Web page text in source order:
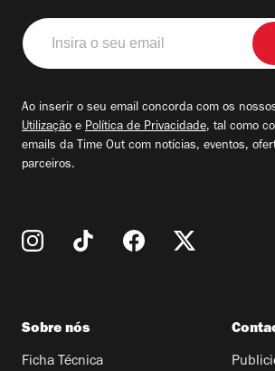
Insira
o
seu
Ao inserir o seu email concorda com os
Utilização e Política de Privacidade, tal como
emails da Time Out com notícias, eventos,
parceiros.
Sobre nós
Ficha Técnica